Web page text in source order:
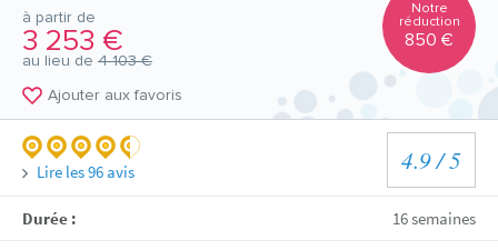
à partir de
3 253 €
au lieu de 4 103 €
Notre
réduction
850 €
Ajouter aux favoris
4.9/ 5
Lire les96 avis
Durée : 16 semaines